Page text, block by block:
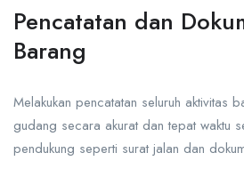
Pencatatan dan
Barang
Melakukan pencatatan seluruh aktivitas
gudang secara akurat dan tepat waktu
pendukung seperti surat jalan dan